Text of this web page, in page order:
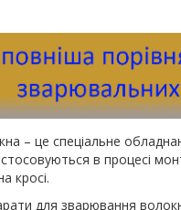
– це спеціальне
в процесі
кросі.
для зварювання